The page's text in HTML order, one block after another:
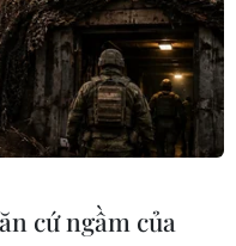
luận về hoán đổi
hai bên."
cứ ngầm của